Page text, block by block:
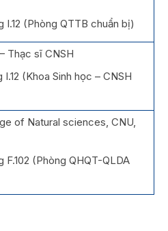
I.12 (Phòng QTTB chuẩn bị)
Thạc sĩ CNSH
(Khoa Sinh học – CNSH
of Natural sciences, CNU,
F.102 (Phòng QHQT-QLDA